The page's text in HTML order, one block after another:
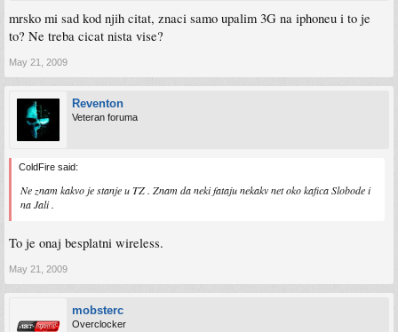
mrsko mi sad kod njih citat, znaci samo upalim 3G na iphoneu i to je
to? Ne treba cicat nista vise?
May 21, 2009
Reventon
Veteran foruma
ColdFire said:
Ne znam kakvo je stanje u TZ . Znam da neki fataju nekakv net oko kafica Slobode i
na Jali .
To je onaj besplatni wireless.
May 21, 2009
mobsterc
Overclocker